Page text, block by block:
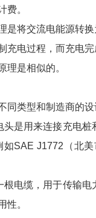
费。
是将交流电能源转
充电过程，而充电
理是相似的。
同类型和制造商的
头是用来连接充电
如SAE J1772 （北
根电缆，用于传输
性。